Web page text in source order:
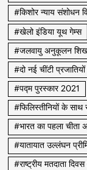
#किशोर न्याय संशोधन
#खेलो इंडिया यूथ गेम्स
#जलवायु अनुकूलन
#दो नई चींटी
#पद्म पुरस्कार 2021
#फिलिस्तीनियों के साथ
#भारत का पहला चीता
#यातायात उल्लंघन
#राष्ट्रीय मतदाता